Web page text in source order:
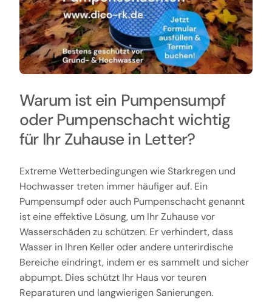
Warum ist ein Pumpensumpf
oder Pumpenschacht wichtig
für Ihr Zuhause in Letter?
Extreme Wetterbedingungen wie Starkregen und
Hochwasser treten immer häufiger auf. Ein
Pumpensumpf oder auch Pumpenschacht genannt
ist eine effektive Lösung, um Ihr Zuhause vor
Wasserschäden zu schützen. Er verhindert, dass
Wasser in Ihren Keller oder andere unterirdische
Bereiche eindringt, indem er es sammelt und sicher
abpumpt. Dies schützt Ihr Haus vor teuren
Reparaturen und langwierigen Sanierungen.